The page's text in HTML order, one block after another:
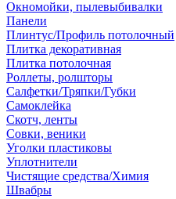
Окномойки, пылевыбивалки
Панели
Плинтус/Профиль потолочный
Плитка декоративная
Плитка потолочная
Роллеты, ролшторы
Салфетки/Тряпки/Губки
Самоклейка
Скотч, ленты
Совки, веники
Уголки пластиковы
Уплотнители
Чистящие средства/Химия
Швабры